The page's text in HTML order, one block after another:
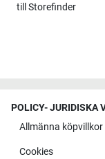
till Storefinder
POLICY- JURIDISKA
Allmänna köpvillkor
Cookies